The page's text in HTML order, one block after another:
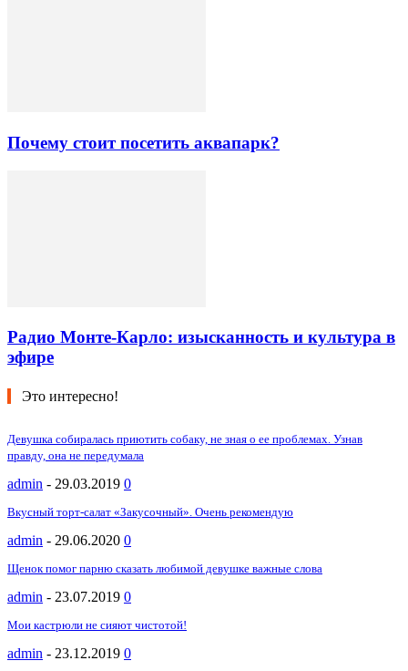
Почему стоит посетить аквапарк?
Радио Монте-Карло: изысканность и культура в
эфире
Это интересно!
Девушка собиралась приютить собаку, не зная о ее проблемах. Узнав
правду, она не передумала
admin - 29.03.2019 0
Вкусный торт-салат «Закусочный». Очень рекомендую
admin - 29.06.2020 0
Щенок помог парню сказать любимой девушке важные слова
admin - 23.07.2019 0
Мои кастрюли не сияют чистотой!
admin - 23.12.2019 0